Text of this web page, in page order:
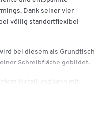
Dank seiner vier
völlig standortflexibel
bei diesem als Grundtisch
Schreibfläche gebildet.
Metall und kann mit
blauen Boardmarkern
selbstklebende Haftnotizen